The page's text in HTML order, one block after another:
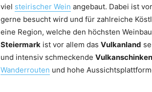
viel steirischer Wein angebaut. Dabei ist
gerne besucht wird und für zahlreiche
eine Region, welche den höchsten
Steiermark ist vor allem das Vulkanland
und intensiv schmeckende Vulkanschinken
Wanderrouten und hohe